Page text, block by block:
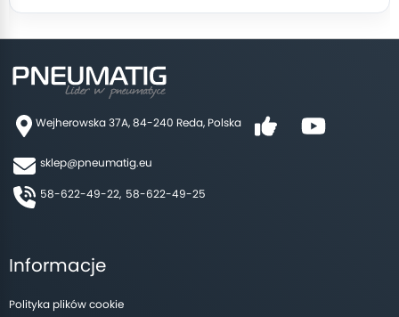
Wejherowska 37A, 84-240 Reda, Polska
sklep@pneumatig.eu
58-622-49-22, 58-622-49-25
Informacje
Polityka plików cookie